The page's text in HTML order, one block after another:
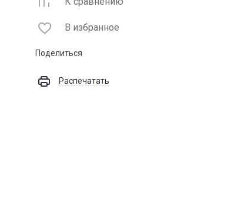
В избранное
Поделиться
Распечатать